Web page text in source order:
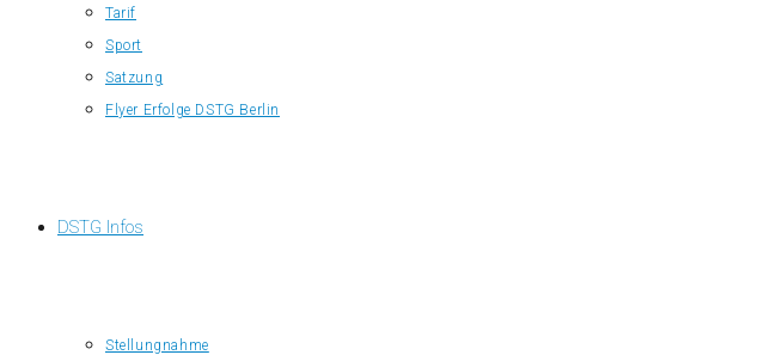
Tarif
Sport
Satzung
Flyer Erfolge DSTG Berlin
DSTG Infos
Stellungnahme